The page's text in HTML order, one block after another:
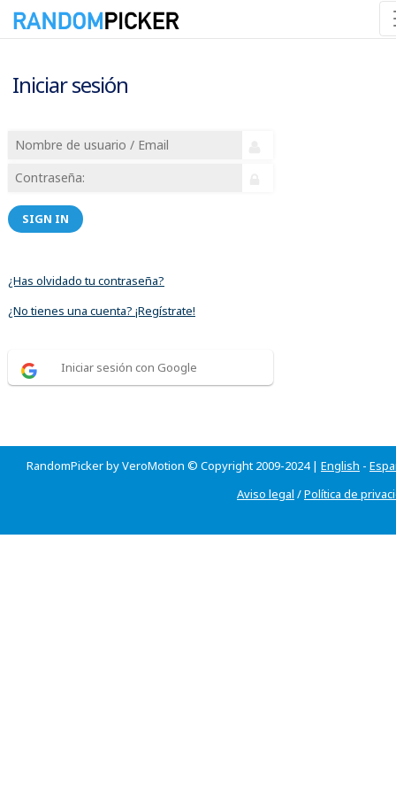
Iniciar sesión
SIGN IN
¿Has olvidado tu contraseña?
¿No tienes una cuenta? ¡Regístrate!
Iniciar sesión con Google
RandomPicker by VeroMotion © Copyright 2009-2024 | English -
Aviso legal /Política de